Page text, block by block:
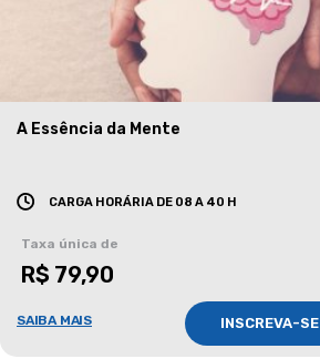
A Essência da Mente
CARGA HORÁRIA DE 08 A 40 H
Taxa única de
R$ 79,90
SAIBA MAIS INSCREVA-SE